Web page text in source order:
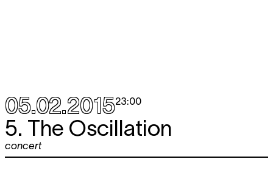
05.02.201523:00
5. The Oscillation
concert